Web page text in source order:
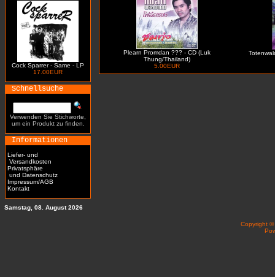
Cock Sparrer - Same - LP
17.00EUR
Schnellsuche
Verwenden Sie Stichworte,
um ein Produkt zu finden.
Informationen
Liefer- und
Versandkosten
Privatsphäre
und Datenschutz
Impressum/AGB
Kontakt
Plearn Promdan ??? - CD (Luk
Thung/Thailand)
5.00EUR
Samstag, 08. August 2026
Copyright